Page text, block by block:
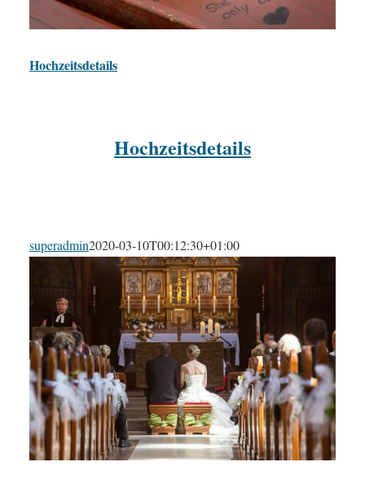
Hochzeitsdetails
Hochzeitsdetails
superadmin2020-03-10T00:12:30+01:00